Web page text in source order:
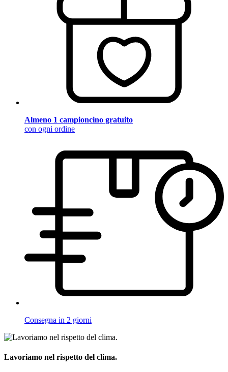
Almeno 1 campioncino gratuito
con ogni ordine
Consegna in 2 giorni
Lavoriamo nel rispetto del clima.